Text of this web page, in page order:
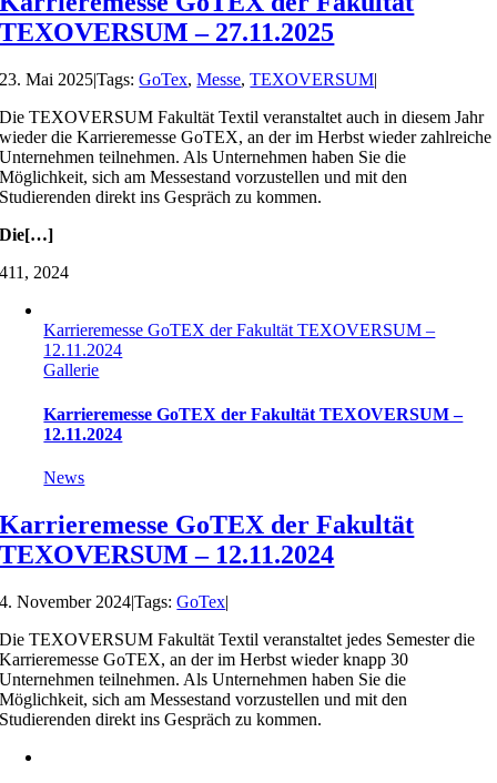
TEXOVERSUM – 27.11.2025
23. Mai 2025|Tags:GoTex,Messe,TEXOVERSUM|
Die TEXOVERSUM Fakultät Textil veranstaltet auch in diesem Jahr
wieder die Karrieremesse GoTEX, an der im Herbst wieder zahlreiche
Unternehmen teilnehmen. Als Unternehmen haben Sie die
Möglichkeit, sich am Messestand vorzustellen und mit den
Studierenden direkt ins Gespräch zu kommen.
Die[…]
411, 2024
Karrieremesse GoTEX der Fakultät TEXOVERSUM –
12.11.2024
Gallerie
Karrieremesse GoTEX der Fakultät TEXOVERSUM –
12.11.2024
News
Karrieremesse GoTEX der Fakultät
TEXOVERSUM – 12.11.2024
4. November 2024|Tags:GoTex|
Die TEXOVERSUM Fakultät Textil veranstaltet jedes Semester die
Karrieremesse GoTEX, an der im Herbst wieder knapp 30
Unternehmen teilnehmen. Als Unternehmen haben Sie die
Möglichkeit, sich am Messestand vorzustellen und mit den
Studierenden direkt ins Gespräch zu kommen.